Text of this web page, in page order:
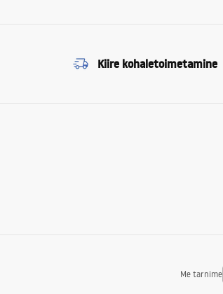
Kiire kohaletoimetamine
Me tarnime